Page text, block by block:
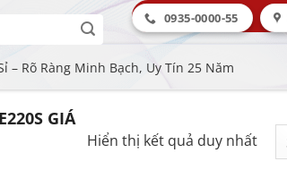
0935-0000-55
– Rõ Ràng Minh Bạch, Uy Tín 25 Năm
GIÁ
Hiển thị kết quả duy nhất